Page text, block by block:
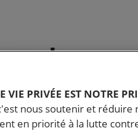
VIE PRIVÉE EST NOTRE
nous soutenir et réduire
en priorité à la lutte